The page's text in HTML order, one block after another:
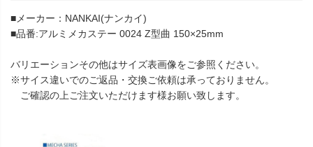
■メーカー：NANKAI(ナンカイ)
■品番:アルミメカステー 0024 Z型曲 150×25mm
バリエーションその他はサイズ表画像をご参照ください。
※サイス違いでのご返品・交換ご依頼は承っておりません。
ご確認の上ご注文いただけます様お願い致します。